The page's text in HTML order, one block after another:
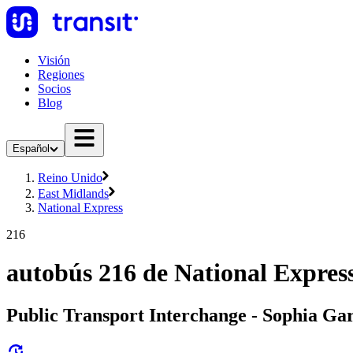
Visión
Regiones
Socios
Blog
Español
Reino Unido
East Midlands
National Express
216
autobús 216 de National
Public Transport Interchange - Sophia